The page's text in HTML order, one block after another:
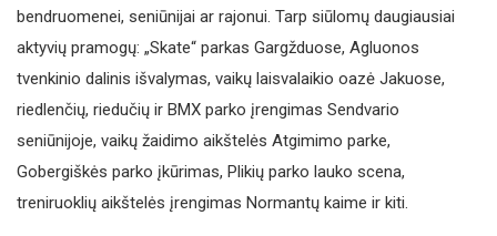
bendruomenei, seniūnijai ar rajonui. Tarp siūlomų daugiausiai
aktyvių pramogų: „Skate“ parkas Gargžduose, Agluonos
tvenkinio dalinis išvalymas, vaikų laisvalaikio oazė Jakuose,
riedlenčių, riedučių ir BMX parko įrengimas Sendvario
seniūnijoje, vaikų žaidimo aikštelės Atgimimo parke,
Gobergiškės parko įkūrimas, Plikių parko lauko scena,
treniruoklių aikštelės įrengimas Normantų kaime ir kiti.